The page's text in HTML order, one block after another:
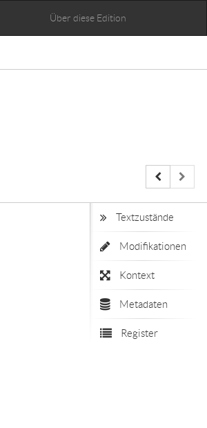
Über diese Edition
Textzustände
Modifikationen
Kontext
Metadaten
Register